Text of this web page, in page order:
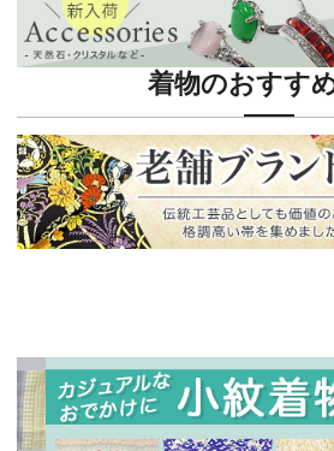
着物のおすす